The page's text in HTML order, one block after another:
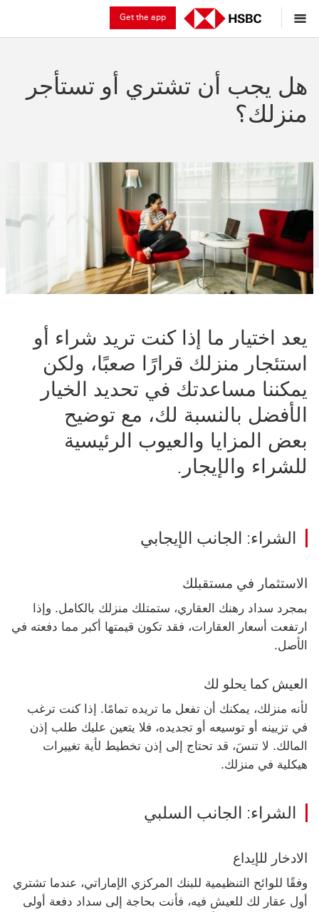
Get the app
هل يجب أن تشتري أو تستأجر
منزلك؟
يعد اختيار ما إذا كنت تريد شراء أو
استئجار منزلك قرارًا صعبًا، ولكن
يمكننا مساعدتك في تحديد الخيار
الأفضل بالنسبة لك، مع توضيح
بعض المزايا والعيوب الرئيسية
للشراء والإيجار.
الشراء: الجانب الإيجابي
الاستثمار في مستقبلك
بمجرد سداد رهنك العقاري، ستمتلك منزلك بالكامل. وإذا
ارتفعت أسعار العقارات، فقد تكون قيمتها أكبر مما دفعته في
الأصل.
العيش كما يحلو لك
لأنه منزلك، يمكنك أن تفعل ما تريده تمامًا. إذا كنت ترغب
في تزيينه أو توسيعه أو تجديده، فلا يتعين عليك طلب إذن
المالك. لا تنسَ، قد تحتاج إلى إذن تخطيط لأية تغييرات
هيكلية في منزلك.
الشراء: الجانب السلبي
الادخار للإيداع
وفقًا للوائح التنظيمية للبنك المركزي الإماراتي، عندما تشتري
أول عقار لك للعيش فيه، فأنت بحاجة إلى سداد دفعة أولى